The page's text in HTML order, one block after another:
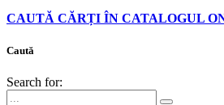
CAUTĂ CĂRȚI ÎN CATALOGUL
Caută
Search for: